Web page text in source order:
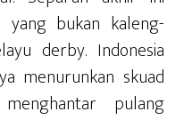
yang bukan kaleng-
derby. Indonesia
menurunkan skuad
pulang